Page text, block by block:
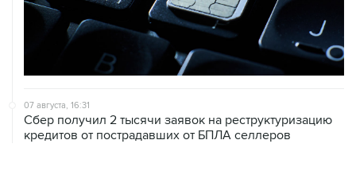
07 августа, 16:31
Сбер получил 2 тысячи заявок на реструктуризацию
кредитов от пострадавших от БПЛА селлеров